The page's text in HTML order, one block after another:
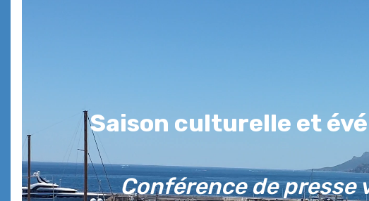
Saison culturelle et
Conférence de presse